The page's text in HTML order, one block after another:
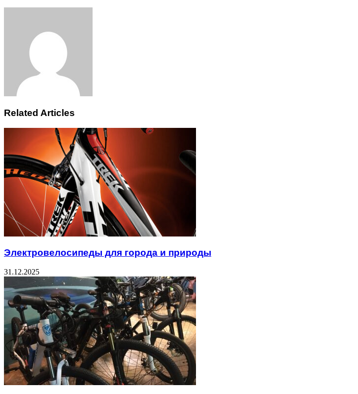
Related Articles
Электровелосипеды для города и природы
31.12.2025